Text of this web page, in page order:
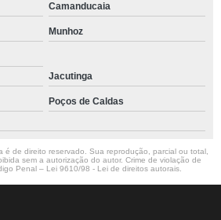
Camanducaia
Munhoz
Jacutinga
Poços de Caldas
de direito reservado. Sua reprodução, parcial ou total,
sem a autorização do autor. Crime de violação de
Penal – Lei 9610/98 - Lei de direitos autorais